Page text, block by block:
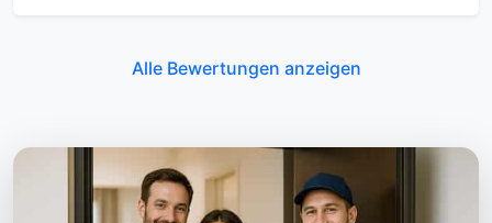
Alle Bewertungen anzeigen